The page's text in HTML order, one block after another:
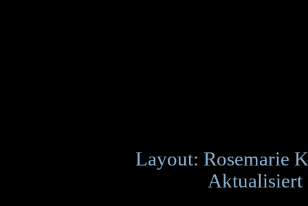
Layout: Rosemarie
Aktualisiert